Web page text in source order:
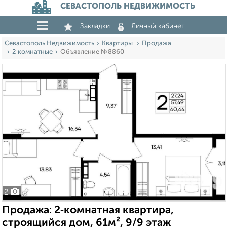
СЕВАСТОПОЛЬ НЕДВИЖИМОСТЬ
Закладки Личный кабинет
Севастополь Недвижимость Квартиры
Продажа
2‑комнатные
Объявление №8860
2
Продажа: 2‑комнатная квартира,
строящийся дом, 61м², 9/9 этаж